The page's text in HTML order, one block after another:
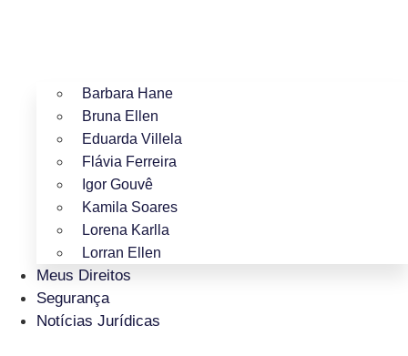
Barbara Hane
Bruna Ellen
Eduarda Villela
Flávia Ferreira
Igor Gouvê
Kamila Soares
Lorena Karlla
Lorran Ellen
Meus Direitos
Segurança
Notícias Jurídicas